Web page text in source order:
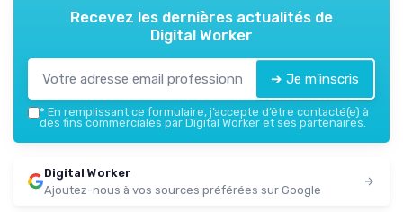
Recevez les dernières actualités de
Digital Worker
➔ Je m'inscris
* En remplissant ce formulaire, j’accepte d’être contacté(e) à
des fins commerciales par Digital Worker et ses partenaires.
Digital Worker
Ajoutez-nous à vos sources préférées sur Google